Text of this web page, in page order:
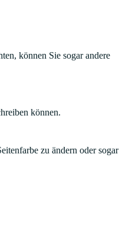
können Sie sogar andere
können.
zu ändern oder sogar